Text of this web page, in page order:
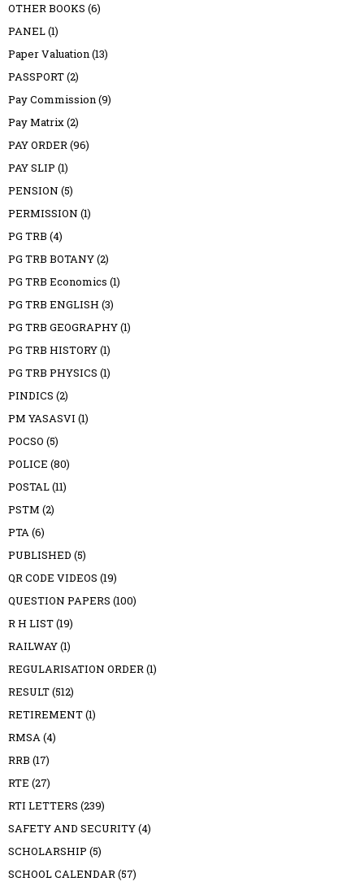
OTHER BOOKS (6)
PANEL(1)
Paper Valuation(13)
PASSPORT(2)
Pay Commission(9)
Pay Matrix(2)
PAY ORDER(96)
PAY SLIP (1)
PENSION (5)
PERMISSION (1)
PG TRB (4)
PG TRB BOTANY(2)
PG TRB Economics (1)
PG TRB ENGLISH (3)
PG TRB GEOGRAPHY(1)
PG TRB HISTORY(1)
PG TRB PHYSICS (1)
PINDICS (2)
PM YASASVI (1)
POCSO (5)
POLICE (80)
POSTAL(11)
PSTM (2)
PTA(6)
PUBLISHED (5)
QR CODE VIDEOS (19)
QUESTION PAPERS (100)
R H LIST(19)
RAILWAY(1)
REGULARISATION ORDER(1)
RESULT(512)
RETIREMENT(1)
RMSA(4)
RRB (17)
RTE (27)
RTI LETTERS (239)
SAFETY AND SECURITY(4)
SCHOLARSHIP (5)
SCHOOL CALENDAR(57)